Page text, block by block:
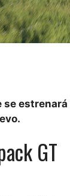
se estrenará
GT